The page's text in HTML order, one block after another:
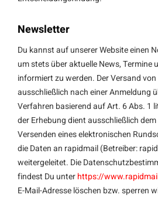
Newsletter
Du kannst auf unserer Website einen
um stets über aktuelle News, Termine
informiert zu werden. Der Versand
ausschließlich nach einer Anmeldung
Verfahren basierend auf Art. 6 Abs. 1
der Erhebung dient ausschließlich
Versenden eines elektronischen
die Daten an rapidmail (Betreiber:
weitergeleitet. Die
findest Du unterhttps://
E-Mail-Adresse löschen bzw. sperren